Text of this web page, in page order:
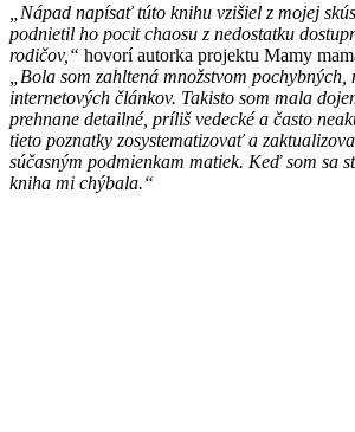
„Nápad napísať túto knihu vzišiel z mojej
podnietil ho pocit chaosu z nedostatku
rodičov,“ hovorí autorka projektu Mamy
„Bola som zahltená množstvom
internetových článkov. Takisto som mala
prehnane detailné, príliš vedecké a často
tieto poznatky zosystematizovať a
súčasným podmienkam matiek. Keď som sa
kniha mi chýbala.“